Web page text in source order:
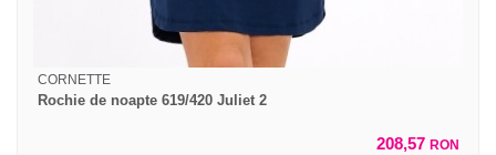
CORNETTE
Rochie de noapte 619/420 Juliet 2
208,57 RON